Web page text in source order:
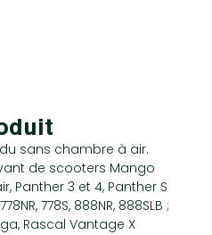
sans chambre à air.
de scooters Mango
Panther 3 et 4, Panther S
778S, 888NR, 888SLB ;
Rascal Vantage X